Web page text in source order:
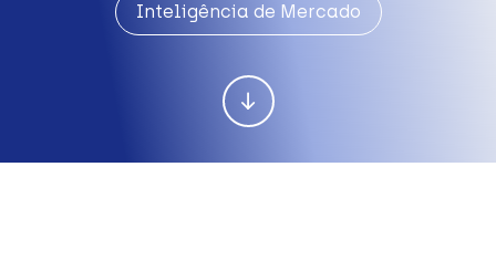
Inteligência de Mercado